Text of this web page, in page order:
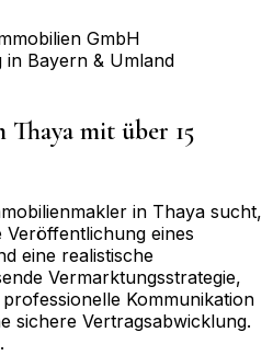
GmbH
Bayern & Umland
Thaya mit über 15
in Thaya sucht,
eines
eine realistische
Vermarktungsstrategie,
Kommunikation
sichere Vertragsabwicklung.